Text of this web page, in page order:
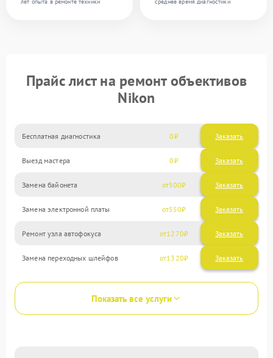
Прайс лист на ремонт объективов
Nikon
Бесплатная диагностика 0 Заказать
Выезд мастера 0 Заказать
Замена байонета 500
Замена электронной платы 550
Ремонт узла автофокуса 1270
Замена переходных шлейфов 1320
Показать все услуги